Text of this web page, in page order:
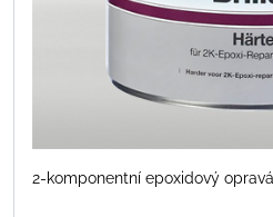
2-komponentní epoxidový